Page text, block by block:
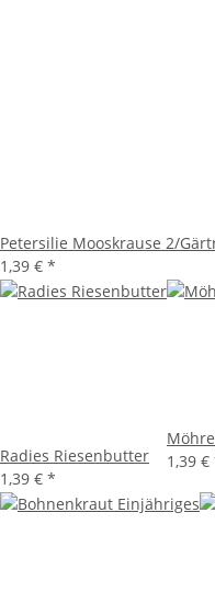
Petersilie Mooskrause 2/
1,39 € *
Radies Riesenbutter
1,39 € *
1,39 €